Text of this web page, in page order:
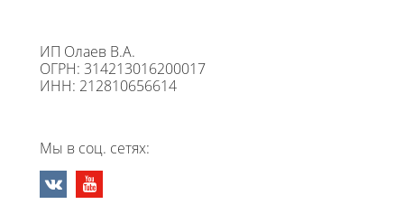
ИП Олаев В.А.
ОГРН: 314213016200017
ИНН: 212810656614
Мы в соц. сетях: